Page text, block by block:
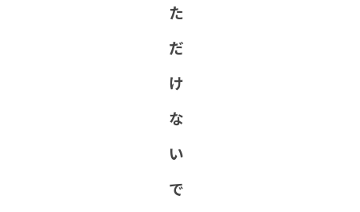
た
だ
け
な
い
で